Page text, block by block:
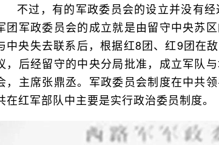
不过，有的军政委员会的设立并没有
团军政委员会的成立就是由留守中央苏
中央失去联系后，根据红8团、红9团在
，后经留守的中央分局批准，成立军队
，主席张鼎丞。军政委员会制度在中共
在红军部队中主要是实行政治委员制度。